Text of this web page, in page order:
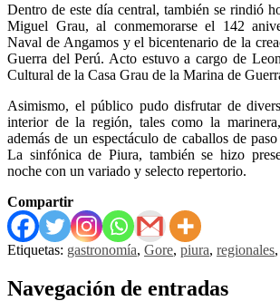
Dentro de este día central, también se rindió
Miguel Grau, al conmemorarse el 142
Naval de Angamos y el bicentenario de la
Guerra del Perú. Acto estuvo a cargo de
Cultural de la Casa Grau de la Marina de
Asimismo, el público pudo disfrutar de
interior de la región, tales como la
además de un espectáculo de caballos de
La sinfónica de Piura, también se hizo
noche con un variado y selecto repertorio.
Compartir
Etiquetas: gastronomía, Gore, piura, regionales,
Navegación de entradas